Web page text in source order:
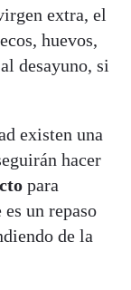
extra, el
huevos,
desayuno, si
existen una
hacer
para
un repaso
de la